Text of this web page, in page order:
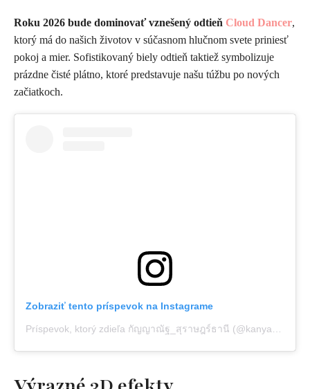
Roku 2026 bude dominovať vznešený odtieň Cloud Dancer,
ktorý má do našich životov v súčasnom hlučnom svete priniesť
pokoj a mier. Sofistikovaný biely odtieň taktiež symbolizuje
prázdne čisté plátno, ktoré predstavuje našu túžbu po nových
začiatkoch.
Zobraziť tento príspevok na Instagrame
Príspevok, ktorý zdieľa กัญญาณัฐ_สุราษฎร์ธานี (@kanyanat_suratthani)